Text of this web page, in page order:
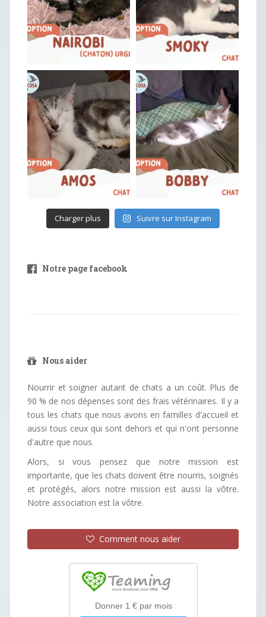
Charger plus Suivre sur Instagram
Notre page facebook
Nous aider
Nourrir et soigner autant de chats a un coût. Plus de
90 % de nos dépenses sont des frais vétérinaires. Il y a
tous les chats que nous avons en familles d'accueil et
aussi tous ceux qui sont dehors et qui n'ont personne
d'autre que nous.
Alors, si vous pensez que notre mission est
importante, que les chats doivent être nourris, soignés
et protégés, alors notre mission est aussi la vôtre.
Notre association est la vôtre.
Comment nous aider